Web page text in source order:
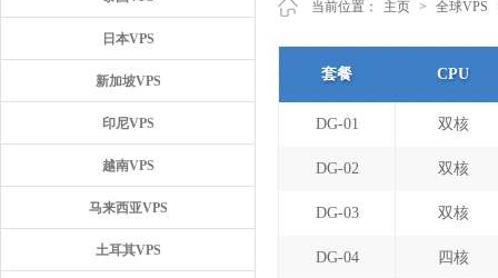
日本VPS
新加坡VPS
印尼VPS
越南VPS
马来西亚VPS
土耳其VPS
当前位置： 主页 > 全球VPS
套餐 CPU
DG-01 双核
DG-02 双核
DG-03 双核
DG-04 四核